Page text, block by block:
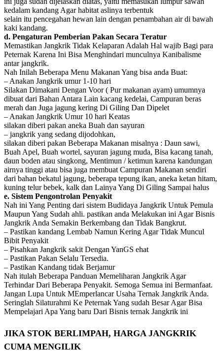
kedalam kandang Agar habitat aslinya terbentuk
selain itu pencegahan hewan lain dengan penambahan air di bawah
kaki kandang.
d. Pengaturan Pemberian Pakan Secara Teratur
Memastikan Jangkrik Tidak Kelaparan Adalah Hal wajib Bagi para
Peternak Karena Ini Bisa Menghindari munculnya Kanibalisme
antar jangkrik.
Nah Inilah Beberapa Menu Makanan Yang bisa anda Buat:
– Anakan Jangkrik umur 1-10 hari
Silakan Dimakani Dengan Voor ( Pur makanan ayam) umumnya
dibuat dari Bahan Antara Lain kacang kedelai, Campuran beras
merah dan Juga jagung kering Di Giling Dan Dipelet
– Anakan Jangkrik Umur 10 hari Keatas
silakan diberi pakan aneka Buah dan sayuran
– jangkrik yang sedang dijodohkan,
silakan diberi pakan Beberapa Makanan misalnya : Daun sawi,
Buah Apel, Buah wortel, sayuran jagung muda, Bisa kacang tanah,
daun boden atau singkong, Mentimun / ketimun karena kandungan
airnya tinggi atau bisa juga membuat Campuran Makanan sendiri
dari bahan bekatul jagung, beberapa tepung ikan, aneka ketan hitam,
kuning telur bebek, kalk dan Lainya Yang Di Giling Sampai halus
e. Sistem Pengontrolan Penyakit
Nah ini Yang Penting dari sistem Budidaya Jangkrik Untuk Pemula
Maupun Yang Sudah ahli. pastikan anda Melakukan ini Agar Bisnis
Jangkrik Anda Semakin Berkembang dan Tidak Bangkrut.
– Pastikan kandang Lembab Namun Kering Agar Tidak Muncul
Bibit Penyakit
– Pisahkan Jangkrik sakit Dengan YanGS ehat
– Pastikan Pakan Selalu Tersedia.
– Pastikan Kandang tidak Berjamur
Nah itulah Beberapa Panduan Memeliharan Jangkrik Agar
Terhindar Dari Beberapa Penyakit. Semoga Semua ini Bermanfaat.
Jangan Lupa Untuk MEmperlancar Usaha Ternak Jangkrik Anda.
Seringlah Silaturahmi Ke Peternak Yang sudah Besar Agar Bisa
Mempelajari Apa Yang baru Dari Bisnis ternak Jangkrik ini
JIKA STOK BERLIMPAH, HARGA JANGKRIK
CUMA MENGILIK